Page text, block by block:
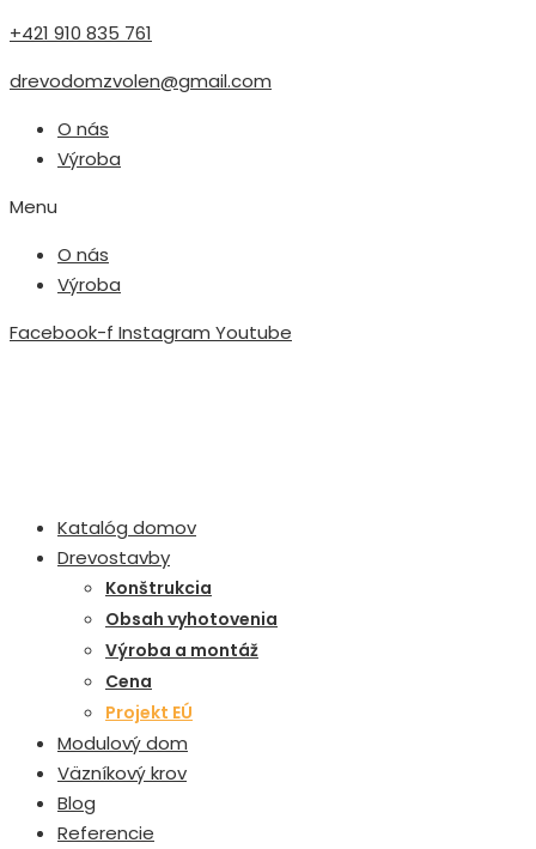
+421 910 835 761
drevodomzvolen@gmail.com
O nás
Výroba
Menu
O nás
Výroba
Facebook-f Instagram Youtube
Katalóg domov
Drevostavby
Konštrukcia
Obsah vyhotovenia
Výroba a montáž
Cena
Projekt EÚ
Modulový dom
Väzníkový krov
Blog
Referencie